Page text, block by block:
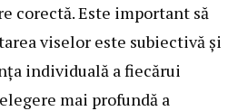
corectă. Este important să
viselor este subiectivă și
individuală a fiecărui
mai profundă a